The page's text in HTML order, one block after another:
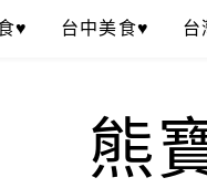
♥ 台中美食♥ 台
熊